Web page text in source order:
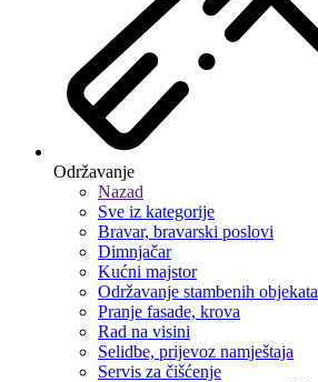
Održavanje
Nazad
Sve iz kategorije
Bravar, bravarski poslovi
Dimnjačar
Kućni majstor
Održavanje stambenih objekata
Pranje fasade, krova
Rad na visini
Selidbe, prijevoz namještaja
Servis za čišćenje